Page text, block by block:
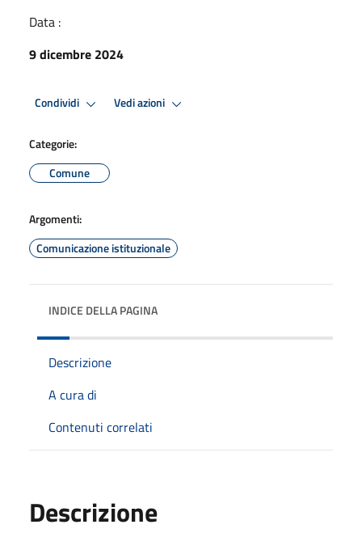
Data :
9 dicembre 2024
Condividi Vedi azioni
Categorie:
Comune
Argomenti:
Comunicazione istituzionale
INDICE DELLA PAGINA
Descrizione
A cura di
Contenuti correlati
Descrizione